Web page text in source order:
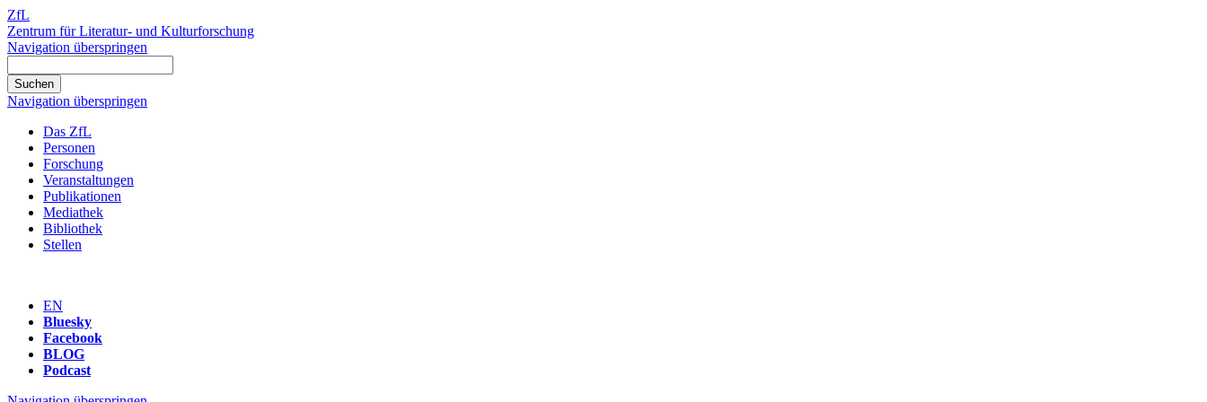
ZfL
Zentrum für Literatur- und Kulturforschung
Navigation überspringen
Navigation überspringen
Das ZfL
Personen
Forschung
Veranstaltungen
Publikationen
Mediathek
Bibliothek
Stellen
EN
Bluesky
Facebook
BLOG
Podcast